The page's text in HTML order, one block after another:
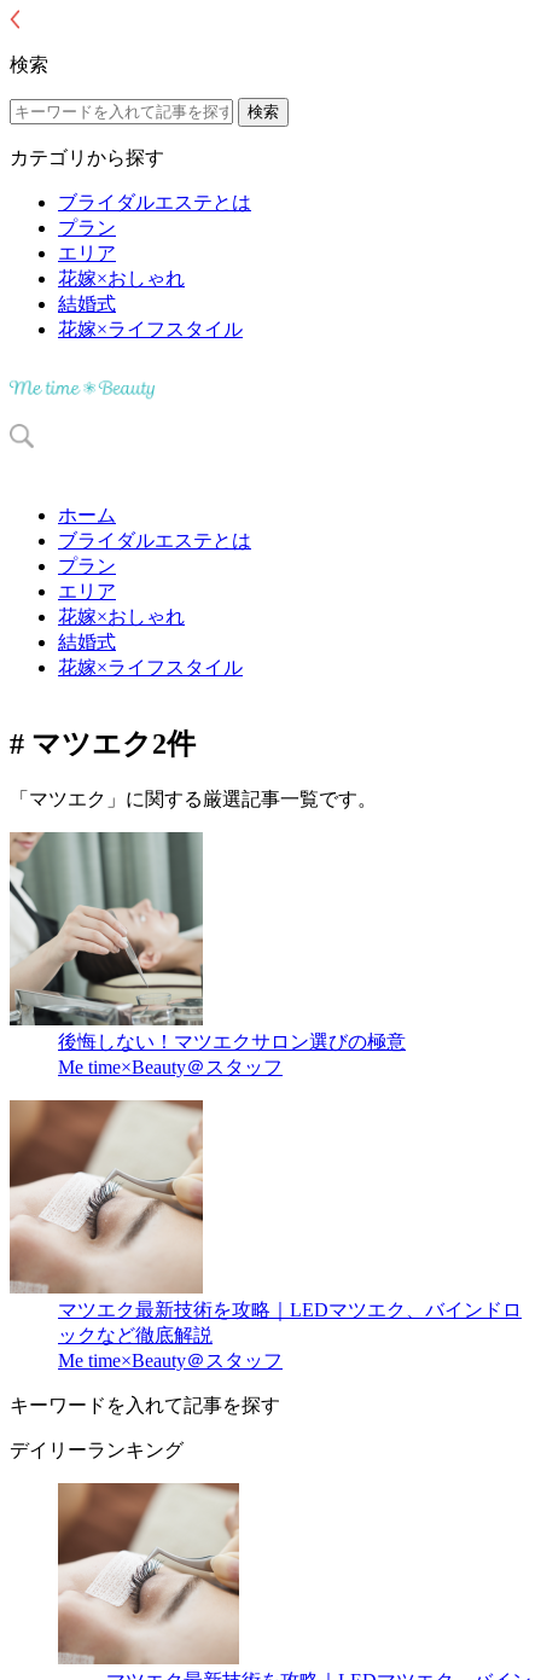
検索
カテゴリから探す
ブライダルエステとは
プラン
エリア
花嫁×おしゃれ
結婚式
花嫁×ライフスタイル
ホーム
ブライダルエステとは
プラン
エリア
花嫁×おしゃれ
結婚式
花嫁×ライフスタイル
# マツエク2件
「マツエク」に関する厳選記事一覧です。
後悔しない！マツエクサロン選びの極意
Me time×Beauty＠スタッフ
マツエク最新技術を攻略｜LEDマツエク、バインドロ
ックなど徹底解説
Me time×Beauty＠スタッフ
キーワードを入れて記事を探す
デイリーランキング